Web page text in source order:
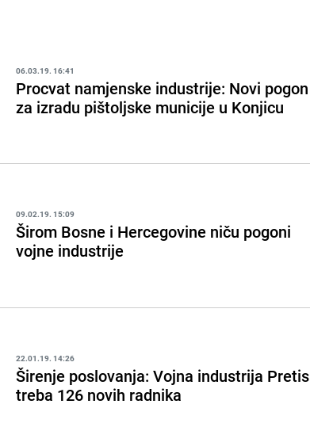
06.03.19. 16:41
Procvat namjenske industrije: Novi pogon
za izradu pištoljske municije u Konjicu
09.02.19. 15:09
Širom Bosne i Hercegovine niču pogoni
vojne industrije
22.01.19. 14:26
Širenje poslovanja: Vojna industrija Pretis
treba 126 novih radnika